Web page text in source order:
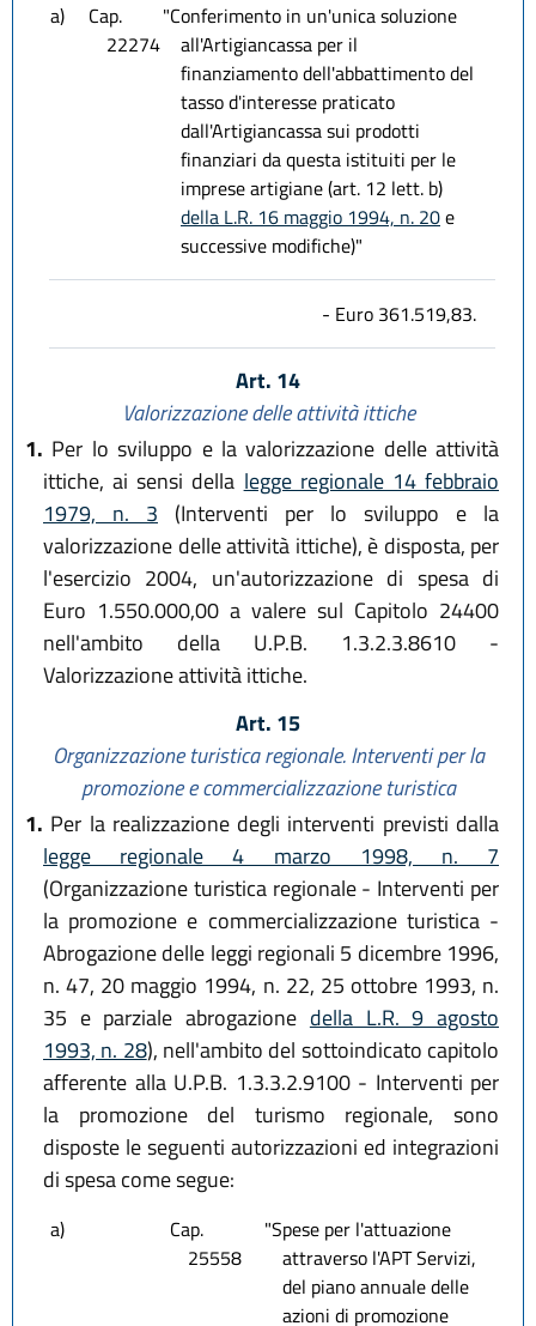
a)
Cap.
22274
"Conferimento in un'unica soluzione
all'Artigiancassa per il
finanziamento dell'abbattimento del
tasso d'interesse praticato
dall'Artigiancassa sui prodotti
finanziari da questa istituiti per le
imprese artigiane (art. 12 lett. b)
della L.R. 16 maggio 1994, n. 20e
successive modifiche)"
- Euro 361.519,83.
Art. 14
Valorizzazione delle attività ittiche
1. Per lo sviluppo e la valorizzazione delle attività
ittiche, ai sensi della legge regionale 14 febbraio
1979, n. 3 (Interventi per lo sviluppo e la
valorizzazione delle attività ittiche), è disposta, per
l'esercizio 2004, un'autorizzazione di spesa di
Euro 1.550.000,00 a valere sul Capitolo 24400
nell'ambito della U.P.B. 1.3.2.3.8610 -
Valorizzazione attività ittiche.
Art. 15
Organizzazione turistica regionale. Interventi per la
promozione e commercializzazione turistica
1. Per la realizzazione degli interventi previsti dalla
legge regionale 4 marzo 1998, n. 7
(Organizzazione turistica regionale - Interventi per
la promozione e commercializzazione turistica -
Abrogazione delle leggi regionali 5 dicembre 1996,
n. 47, 20 maggio 1994, n. 22, 25 ottobre 1993, n.
35 e parziale abrogazione della L.R. 9 agosto
1993, n. 28), nell'ambito del sottoindicato capitolo
afferente alla U.P.B. 1.3.3.2.9100 - Interventi per
la promozione del turismo regionale, sono
disposte le seguenti autorizzazioni ed integrazioni
di spesa come segue:
a)
Cap.
25558
"Spese per l'attuazione
attraverso l'APT Servizi,
del piano annuale delle
azioni di promozione